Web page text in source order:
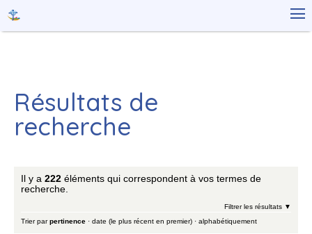
contenu.
Aller
personnels

Résultats de
recherche
Il y a 222 éléments qui correspondent à vos termes de
recherche.
Filtrer les résultats
Trier par pertinence · date (le plus récent en premier) · alphabétiquement